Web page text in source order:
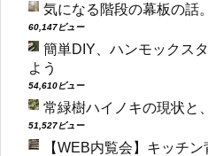
気になる階段の幕板の話
60,147ビュー
簡単DIY、ハンモックス
よう
54,610ビュー
常緑樹ハイノキの現状と
51,527ビュー
【WEB内覧会】キッチ